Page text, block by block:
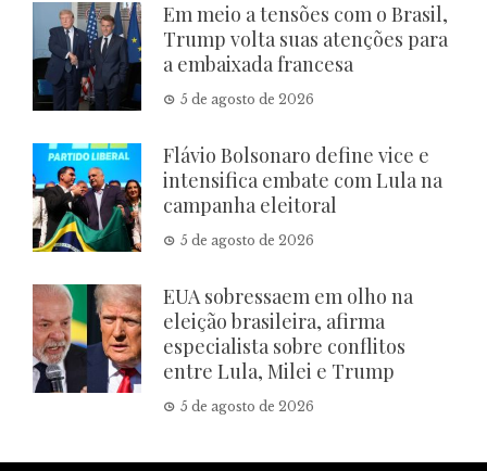
Em meio a tensões com o Brasil,
Trump volta suas atenções para
a embaixada francesa
5 de agosto de 2026
Flávio Bolsonaro define vice e
intensifica embate com Lula na
campanha eleitoral
5 de agosto de 2026
EUA sobressaem em olho na
eleição brasileira, afirma
especialista sobre conflitos
entre Lula, Milei e Trump
5 de agosto de 2026